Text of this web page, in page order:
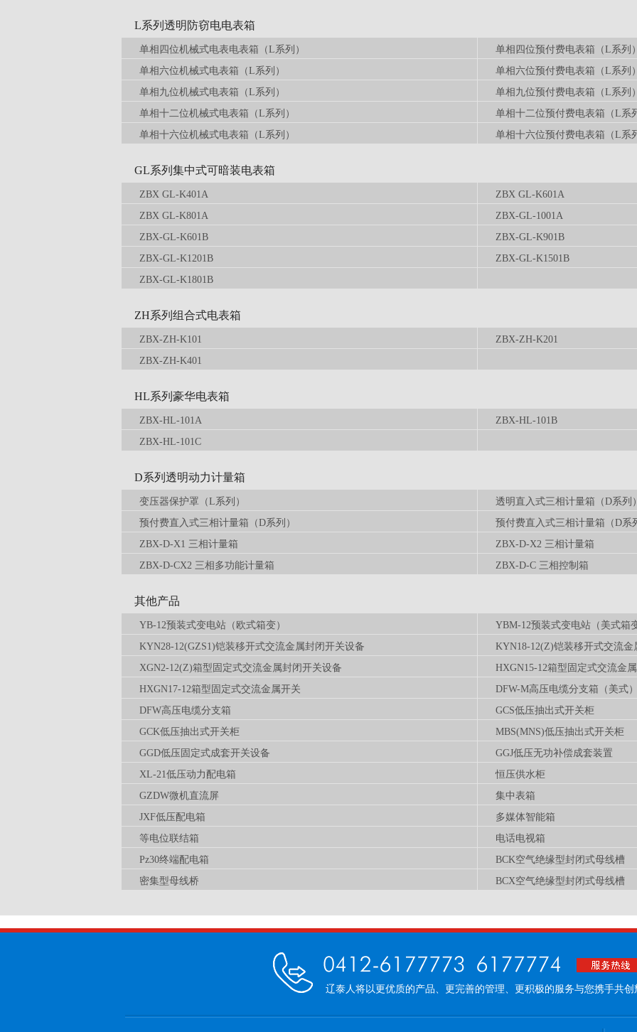
L系列透明防窃电电表箱
单相四位机械式电表电表箱（L系列）
单相四位预付费电表箱（L系列）
单相六位机械式电表箱（L系列）
单相六位预付费电表箱（L系列）
单相九位机械式电表箱（L系列）
单相九位预付费电表箱（L系列）
单相十二位机械式电表箱（L系列）
单相十二位预付费电表箱（L系
单相十六位机械式电表箱（L系列）
单相十六位预付费电表箱（L系
GL系列集中式可暗装电表箱
ZBX GL-K401A
ZBX GL-K601A
ZBX GL-K801A
ZBX-GL-1001A
ZBX-GL-K601B
ZBX-GL-K901B
ZBX-GL-K1201B
ZBX-GL-K1501B
ZBX-GL-K1801B
ZH系列组合式电表箱
ZBX-ZH-K101
ZBX-ZH-K201
ZBX-ZH-K401
HL系列豪华电表箱
ZBX-HL-101A
ZBX-HL-101B
ZBX-HL-101C
D系列透明动力计量箱
变压器保护罩（L系列）
透明直入式三相计量箱（D系列）
预付费直入式三相计量箱（D系列）
预付费直入式三相计量箱（D系
ZBX-D-X1 三相计量箱
ZBX-D-X2 三相计量箱
ZBX-D-CX2 三相多功能计量箱
ZBX-D-C 三相控制箱
其他产品
YB-12预装式变电站（欧式箱变）
YBM-12预装式变电站（美式箱
KYN28-12(GZS1)铠装移开式交流金属封闭开关设备
KYN18-12(Z)铠装移开式交流金
XGN2-12(Z)箱型固定式交流金属封闭开关设备
HXGN15-12箱型固定式交流金
HXGN17-12箱型固定式交流金属开关
DFW-M高压电缆分支箱（美式）
DFW高压电缆分支箱
GCS低压抽出式开关柜
GCK低压抽出式开关柜
MBS(MNS)低压抽出式开关柜
GGD低压固定式成套开关设备
GGJ低压无功补偿成套装置
XL-21低压动力配电箱
恒压供水柜
GZDW微机直流屏
集中表箱
JXF低压配电箱
多媒体智能箱
等电位联结箱
电话电视箱
Pz30终端配电箱
BCK空气绝缘型封闭式母线槽
密集型母线桥
BCX空气绝缘型封闭式母线槽
辽泰人将以更优质的产品、更完善的管理、更积极的服务与您携手共创